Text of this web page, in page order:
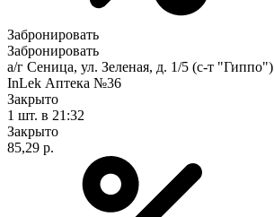
Забронировать
Забронировать
а/г Сеница, ул. Зеленая, д. 1/5 (с-т "Гиппо")
InLek Аптека №36
Закрыто
1 шт. в 21:32
Закрыто
85,29 р.